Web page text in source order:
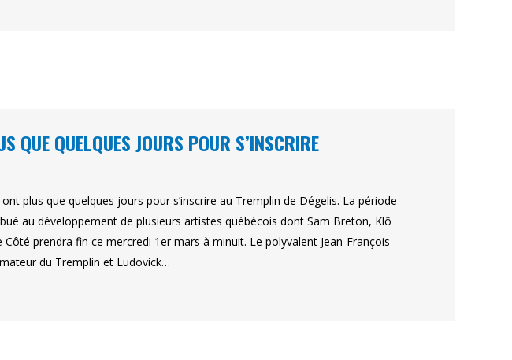
QUE QUELQUES JOURS POUR S’INSCRIRE
plus que quelques jours pour s’inscrire au Tremplin de Dégelis. La période
au développement de plusieurs artistes québécois dont Sam Breton, Klô
prendra fin ce mercredi 1er mars à minuit. Le polyvalent Jean-François
du Tremplin et Ludovick…